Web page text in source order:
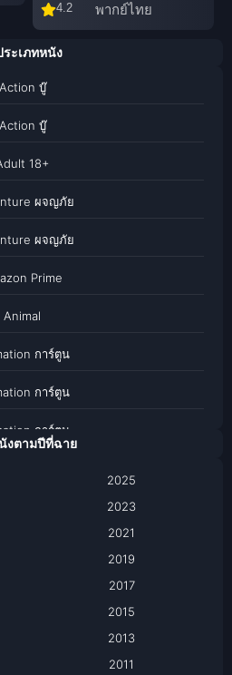
4.2 พากย์ไทย
ระเภทหนัง
Action บู๊
Action บู๊
18+
ผจญภัย
ผจญภัย
Prime
Animal
การ์ตูน
การ์ตูน
การ์ตูน
Story เรื่องจริง
Story เรื่องจริง
งตามปีที่ฉาย
2025
2023
2021
2019
2017
2015
2013
2011